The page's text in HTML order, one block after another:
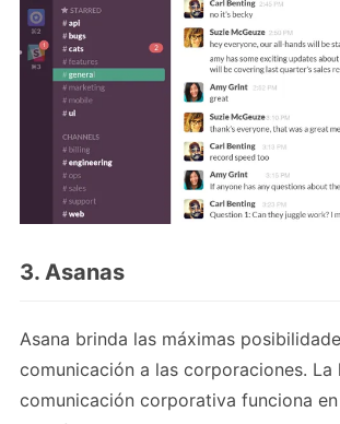
3. Asanas
Asana brinda las máximas
comunicación a las corporaciones. La
comunicación corporativa funciona